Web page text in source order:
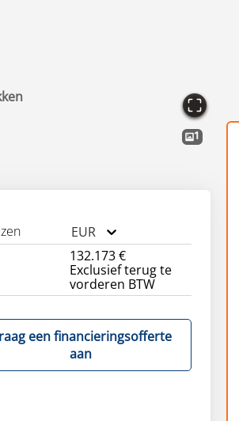
1
EUR
132.173 €
Exclusief terug te
vorderen BTW
een financieringsofferte
aan